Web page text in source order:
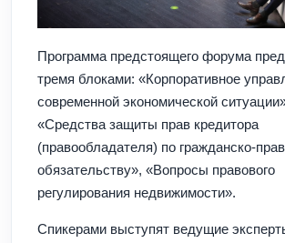
Программа предстоящего форума
тремя блоками: «Корпоративное
современной экономической
«Средства защиты прав кредитора
(правообладателя) по гражданско-
обязательству», «Вопросы правового
регулирования недвижимости».
Спикерами выступят ведущие